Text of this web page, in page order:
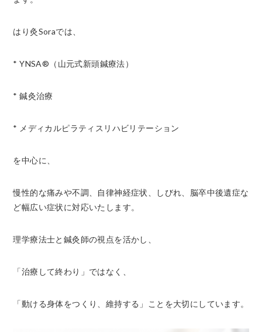
はり灸Soraでは、
* YNSA®（山元式新頭鍼療法）
* 鍼灸治療
* メディカルピラティスリハビリテーション
を中心に、
慢性的な痛みや不調、自律神経症状、しびれ、脳卒中後遺症な
ど幅広い症状に対応いたします。
理学療法士と鍼灸師の視点を活かし、
「治療して終わり」ではなく、
「動ける身体をつくり、維持する」ことを大切にしています。